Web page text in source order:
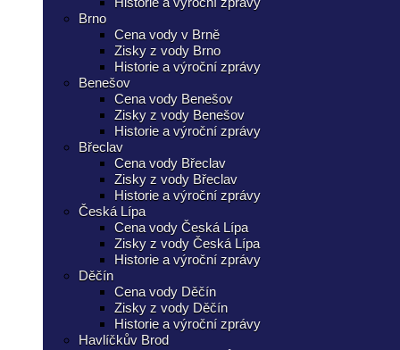
Brno
Cena vody v Brně
Zisky z vody Brno
Historie a výroční zprávy
Benešov
Cena vody Benešov
Zisky z vody Benešov
Historie a výroční zprávy
Břeclav
Cena vody Břeclav
Zisky z vody Břeclav
Historie a výroční zprávy
Česká Lípa
Cena vody Česká Lípa
Zisky z vody Česká Lípa
Historie a výroční zprávy
Děčín
Cena vody Děčín
Zisky z vody Děčín
Historie a výroční zprávy
Havlíčkův Brod